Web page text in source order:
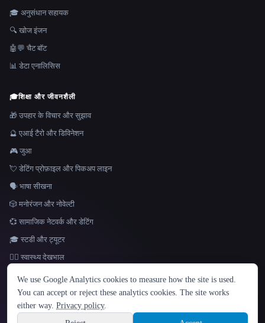
भाषा
English español Français Русский 简体中文
Hindi
🎓 अनुसंधान सहायक
🔍 खोज इंजन
🤖💬 चैट बॉट
📊 डेटा एनालिसिस
🎓शिक्षा और जीवनशैली
🎁 उपहार के विचार और सुझाव
🔮 एआई टैरो और डिविनेशन
🎮 जुआ
💘 डेटिंग प्रोफ़ाइल और पिकअप लाइन
🗣️ भाषा सीखना
🎲 मनोरंजन और नोवेल्टी
💞 सामाजिक नेटवर्क और डेटिंग
🎓 स्टडी और ट्यूटर
👩‍⚕️ स्वास्थ्य देखभाल
Site information
© 2026 That AI Collection. सर्वाधिकार सुरक्षित।
Built with Metatron ★
We use Google Analytics cookies to measure how the site is used.
You can accept or reject these analytics cookies. The site works
either way. Privacy policy.